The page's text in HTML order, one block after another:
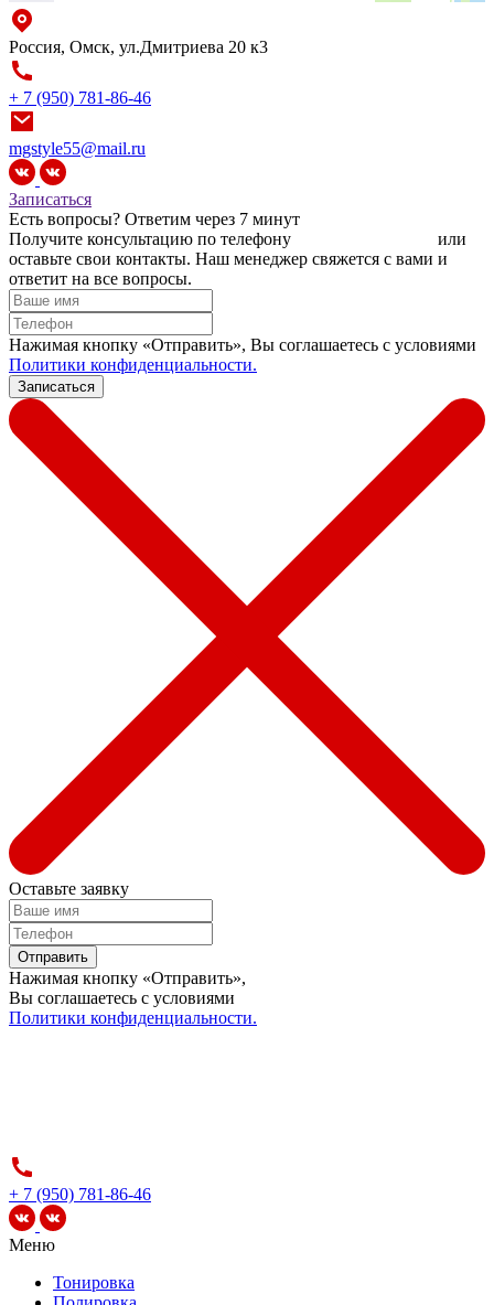
Россия, Омск, ул.Дмитриева 20 к3
+ 7 (950) 781-86-46
mgstyle55@mail.ru
Записаться
Есть вопросы? Ответим через 7 минут
Получите консультацию по телефону
или
оставьте свои контакты. Наш менеджер свяжется с вами и
ответит на все вопросы.
Нажимая кнопку «Отправить», Вы соглашаетесь c условиями
Политики конфиденциальности.
Записаться
Оставьте заявку
Отправить
Нажимая кнопку «Отправить»,
Вы соглашаетесь c условиями
Политики конфиденциальности.
+ 7 (950) 781-86-46
Меню
Тонировка